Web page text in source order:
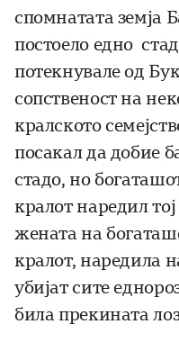
спомнатата земја
постоело едно
потекнувале од
сопственост на
кралското
посакал да добие
стадо, но
кралот наредил
жената на
кралот, наредила
убијат сите
била прекината